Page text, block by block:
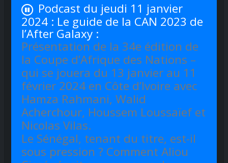
Podcast du jeudi 11 janvier
2024 : Le guide de la CAN 2023 de
l’After Galaxy :
Présentation de la 34e édition de
la Coupe d’Afrique des Nations –
qui se jouera du 13 janvier au 11
février 2024 en Côte d’Ivoire avec
Hamza Rahmani, Walid
Acherchour, Houssem Loussaïef et
Nicolas Vilas.
Le Sénégal, tenant du titre, est-il
sous pression ? Comment Aliou